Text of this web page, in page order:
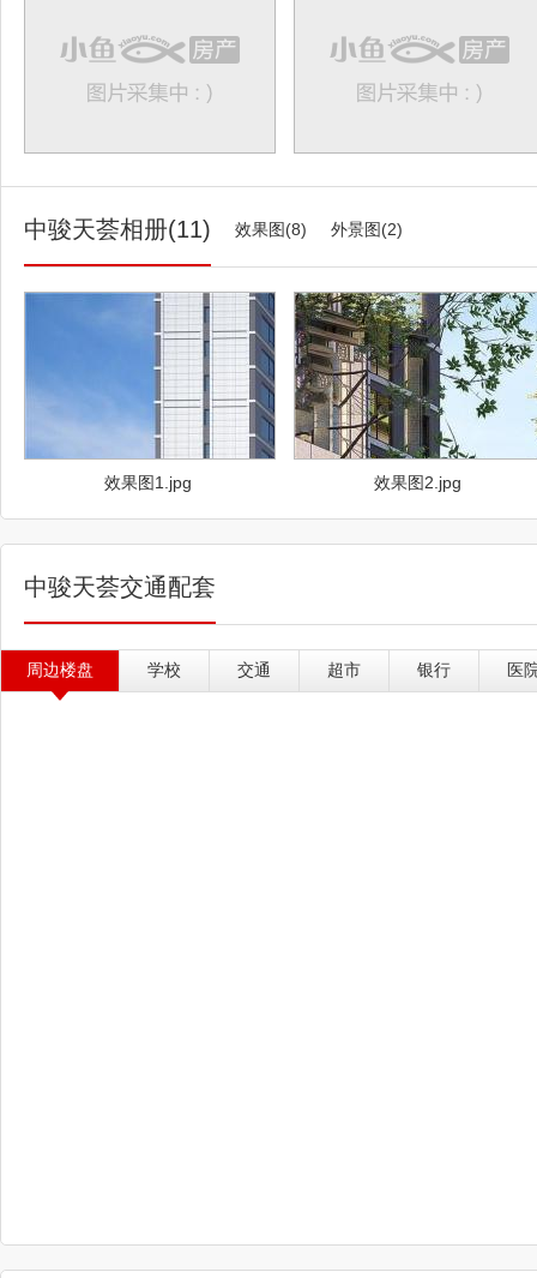
·天峰、再到中骏·天誉以及回归岛
天禧、中骏·天荟等人居标杆。中
州、南安、莆田、福州、南昌、玉
立足于新时代的起点，主动拥抱变
市，尊重每一块土地的价值属性，
色与美好，聚焦城市发展格局，结
建全维度生活系统出发，升级打造
记。 幸福，作为一种源自内心
发经验里，对幸福有了更深刻的
字系”、“景字系”、“四季系”三大产
区，满足每位家庭成员的需求。
于体贴入微的好服务。作为社区大
康生活，为业主搭建交流平台，拉
成“家的社区”。 在岁月的流逝
中骏天荟相册(11) 效果图(8) 外景图(2)
效果图1.jpg 效果图2.jpg
中骏天荟交通配套
周边楼盘 学校 交通 超市 银行 医